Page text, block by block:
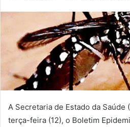
mail
A Secretaria de Estado da Saúde
terça-feira (12), o Boletim